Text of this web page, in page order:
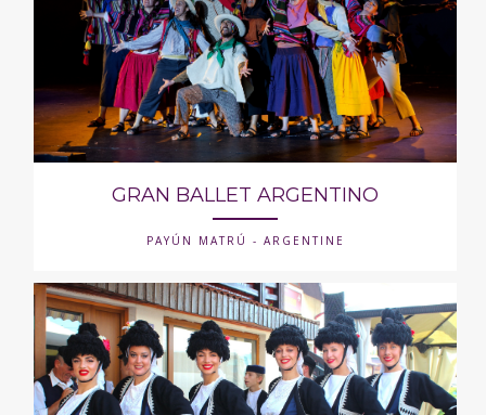
GRAN BALLET ARGENTINO
PAYÚN MATRÚ - ARGENTINE